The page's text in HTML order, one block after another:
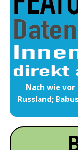
Nach wie
Russland;